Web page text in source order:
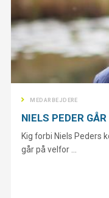
MEDARBEJDERE
NIELS PEDER
Kig forbi Niels Peders
går på velfor ...